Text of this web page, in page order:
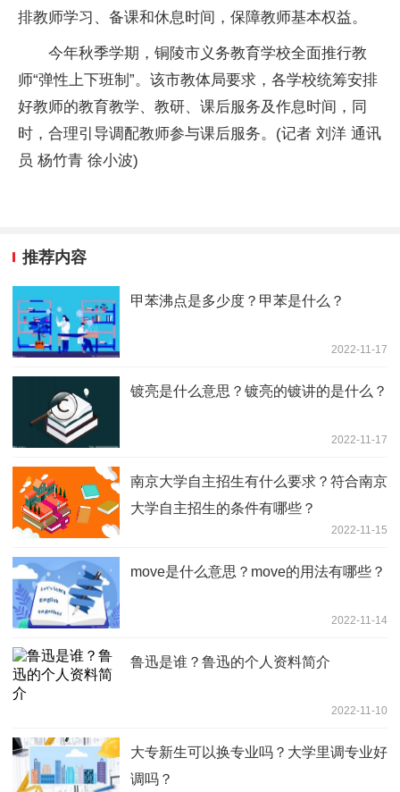
排教师学习 、备课和休息时间，保障教师基本权益。
今年秋季学期，铜陵市义务教育学校全面推行教
师“弹性 上下班制”。该市教体局要求，各学校统筹安排
好教师的教育教学、教研、课后服务及作息时间，同
时，合理引导调配教师参与课后服务。(记者 刘洋 通讯
员 杨竹青 徐小波)
推荐内容
甲苯沸点是多少度？甲苯是什么？
2022-11-17
镀亮是什么意思？镀亮的镀讲的是什么？
2022-11-17
南京大学自主招生有什么要求？符合南京
大学自主招生的条件有哪些？
2022-11-15
move是什么意思？move的用法有哪些？
2022-11-14
鲁迅是谁？鲁迅的个人资料简介
2022-11-10
大专新生可以换专业吗？大学里调专业好
调吗？